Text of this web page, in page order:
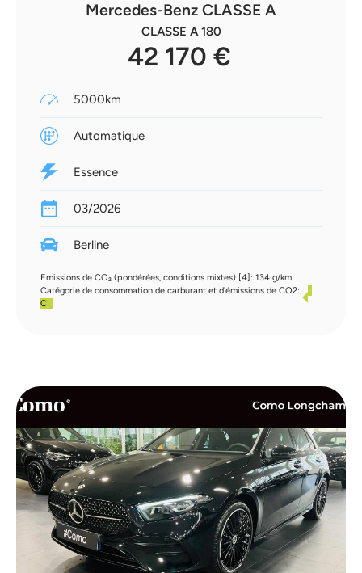
Mercedes-Benz CLASSE A
CLASSE A 180
42 170 €
5000km
Automatique
Essence
03/2026
Berline
Emissions de CO₂ (pondérées, conditions mixtes) [4]: 134 g/km.
Catégorie de consommation de carburant et d'émissions de CO2:
C